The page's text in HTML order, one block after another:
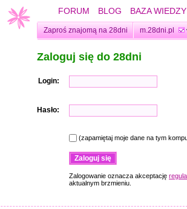
FORUM BLOG BAZA WIEDZY
Zaproś znajomą na 28dni m.28dni.pl
Zaloguj się do 28dni
Login:
Hasło:
(zapamiętaj moje dane na tym
Zalogowanie oznacza akceptację
aktualnym brzmieniu.